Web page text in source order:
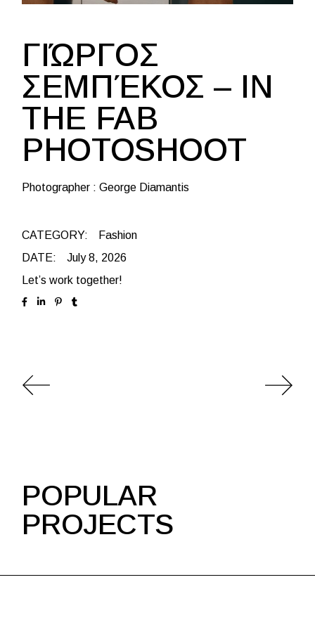
ΓΙΏΡΓΟΣ
ΣΕΜΠΈΚΟΣ – IN
THE FAB
PHOTOSHOOT
Photographer : George Diamantis
CATEGORY:
Fashion
DATE:
July 8, 2026
Let’s work together!
POPULAR
PROJECTS